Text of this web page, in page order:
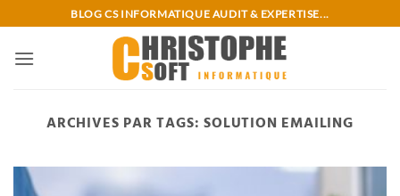
au
contenu
BLOG CS INFORMATIQUE AUDIT & EXPERTISE...
ARCHIVES PAR TAGS:SOLUTION EMAILING